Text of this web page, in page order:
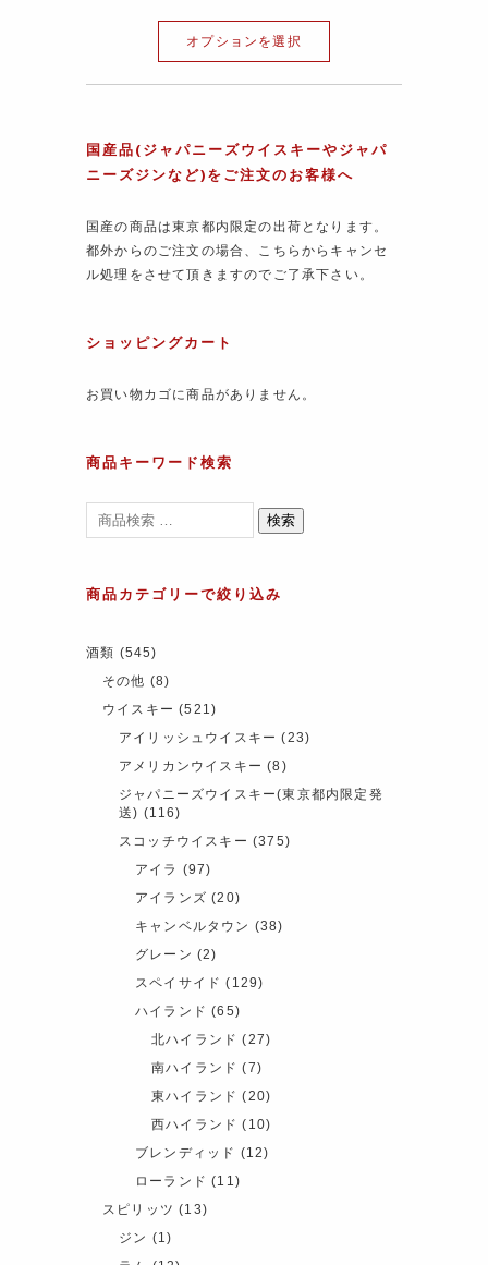
オプションを選択
国産品(ジャパニーズウイスキーやジャパ
ニーズジンなど)をご注文のお客様へ
国産の商品は東京都内限定の出荷となります。
都外からのご注文の場合、こちらからキャンセ
ル処理をさせて頂きますのでご了承下さい。
ショッピングカート
お買い物カゴに商品がありません。
商品キーワード検索
検索
商品カテゴリーで絞り込み
酒類 (545)
その他 (8)
ウイスキー (521)
アイリッシュウイスキー (23)
アメリカンウイスキー (8)
ジャパニーズウイスキー(東京都内限定発
送) (116)
スコッチウイスキー (375)
アイラ (97)
アイランズ (20)
キャンベルタウン (38)
グレーン (2)
スペイサイド (129)
ハイランド (65)
北ハイランド (27)
南ハイランド (7)
東ハイランド (20)
西ハイランド (10)
ブレンディッド (12)
ローランド (11)
スピリッツ (13)
ジン (1)